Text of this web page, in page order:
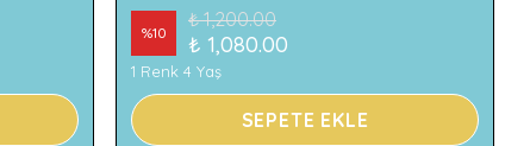
%10
₺ 1,200.00
₺ 1,080.00
1 Renk 4 Yaş
SEPETE EKLE